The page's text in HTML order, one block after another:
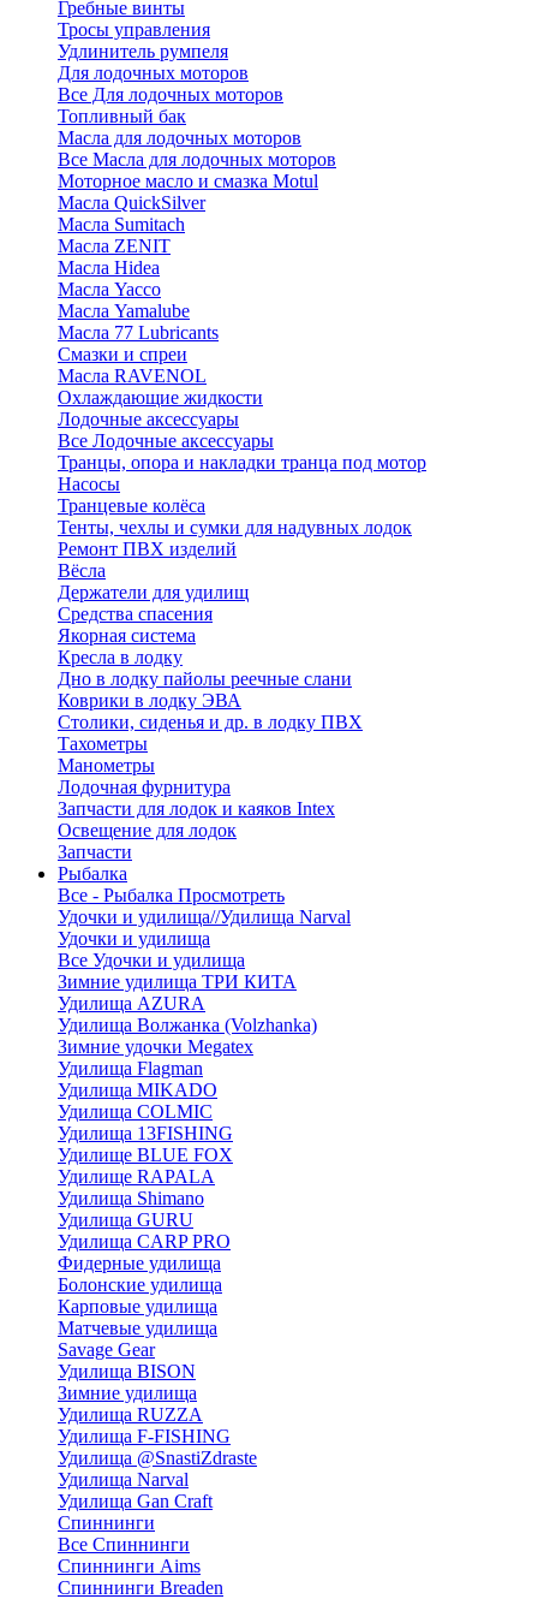
Гребные винты
Тросы управления
Удлинитель румпеля
Для лодочных моторов
Все Для лодочных моторов
Топливный бак
Масла для лодочных моторов
Все Масла для лодочных моторов
Моторное масло и смазка Motul
Масла QuickSilver
Масла Sumitach
Масла ZENIT
Масла Hidea
Масла Yacco
Масла Yamalube
Масла 77 Lubricants
Смазки и спреи
Масла RAVENOL
Охлаждающие жидкости
Лодочные аксессуары
Все Лодочные аксессуары
Транцы, опора и накладки транца под мотор
Насосы
Транцевые колёса
Тенты, чехлы и сумки для надувных лодок
Ремонт ПВХ изделий
Вёсла
Держатели для удилищ
Средства спасения
Якорная система
Кресла в лодку
Дно в лодку пайолы реечные слани
Коврики в лодку ЭВА
Столики, сиденья и др. в лодку ПВХ
Тахометры
Манометры
Лодочная фурнитура
Запчасти для лодок и каяков Intex
Освещение для лодок
Запчасти
Рыбалка
Все - Рыбалка Просмотреть
Удочки и удилища//Удилища Narval
Удочки и удилища
Все Удочки и удилища
Зимние удилища ТРИ КИТА
Удилища AZURA
Удилища Волжанка (Volzhanka)
Зимние удочки Megatex
Удилища Flagman
Удилища MIKADO
Удилища COLMIC
Удилища 13FISHING
Удилище BLUE FOX
Удилище RAPALA
Удилища Shimano
Удилища GURU
Удилища CARP PRO
Фидерные удилища
Болонские удилища
Карповые удилища
Матчевые удилища
Savage Gear
Удилища BISON
Зимние удилища
Удилища RUZZA
Удилища F-FISHING
Удилища @SnastiZdraste
Удилища Narval
Удилища Gan Craft
Спиннинги
Все Спиннинги
Спиннинги Aims
Спиннинги Breaden